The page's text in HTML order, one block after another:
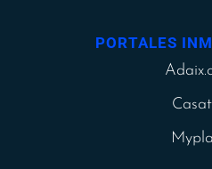
PORTALES